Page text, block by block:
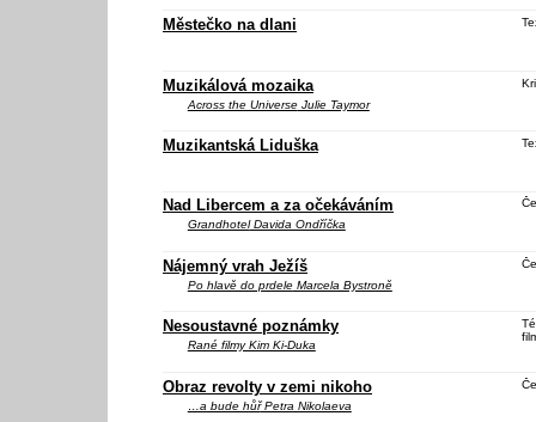
Městečko na dlani
Muzikálová mozaika
Across the UniverseJulie Taymor
Muzikantská Liduška
Nad Libercem a za očekáváním
GrandhotelDavida Ondříčka
Nájemný vrah Ježíš
Po hlavě do prdeleMarcela Bystroně
Nesoustavné poznámky
Rané filmy Kim Ki-Duka
Obraz revolty v zemi nikoho
…a bude hůřPetra Nikolaeva